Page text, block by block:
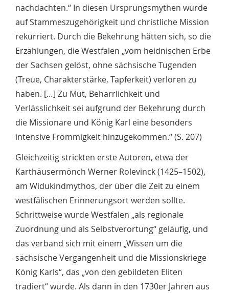
nachdachten.“ In diesen Ursprungsmythen wurde
auf Stammeszugehörigkeit und christliche Mission
rekurriert. Durch die Bekehrung hätten sich, so die
Erzählungen, die Westfalen „vom heidnischen Erbe
der Sachsen gelöst, ohne sächsische Tugenden
(Treue, Charakterstärke, Tapferkeit) verloren zu
haben. […] Zu Mut, Beharrlichkeit und
Verlässlichkeit sei aufgrund der Bekehrung durch
die Missionare und König Karl eine besonders
intensive Frömmigkeit hinzugekommen.“ (S. 207)
Gleichzeitig strickten erste Autoren, etwa der
Karthäusermönch Werner Rolevinck (1425–1502),
am Widukindmythos, der über die Zeit zu einem
westfälischen Erinnerungsort werden sollte.
Schrittweise wurde Westfalen „als regionale
Zuordnung und als Selbstverortung“ geläufig, und
das verband sich mit einem „Wissen um die
sächsische Vergangenheit und die Missionskriege
König Karls“, das „von den gebildeten Eliten
tradiert“ wurde. Als dann in den 1730er Jahren aus